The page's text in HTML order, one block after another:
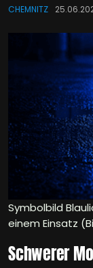
CHEMNITZ
Symbolbild
einem Einsatz
Schwerer